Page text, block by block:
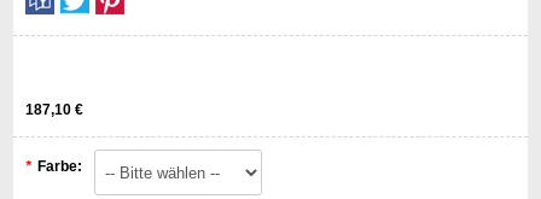
187,10 €
* Farbe: